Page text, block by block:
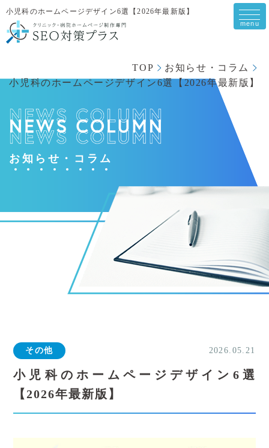
小児科のホームページデザイン6選【2026年最新版】
お 知 ら せ ・ コ ラ ム
TOP
お知らせ・コラム
小児科のホームページデザイン6選【2026年最新版】
その他 2026.05.21
小児科のホームページデザイン6選
【2026年最新版】